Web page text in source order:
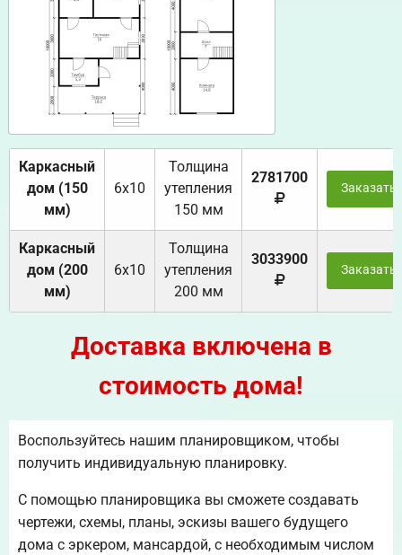
Каркасный
дом (150
мм)
6х10
Толщина
утепления
150 мм
2781700
Заказать
Каркасный
дом (200
мм)
6х10
Толщина
утепления
200 мм
3033900
Заказать
Доставка включена в
стоимость дома!
Воспользуйтесь нашим планировщиком, чтобы
получить индивидуальную планировку.
С помощью планировщика вы сможете создавать
чертежи, схемы, планы, эскизы вашего будущего
дома с эркером, мансардой, с необходимым числом